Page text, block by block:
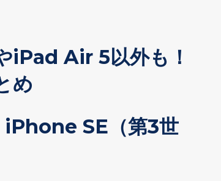
iPad Air 5以外も！
め
SE（第3世